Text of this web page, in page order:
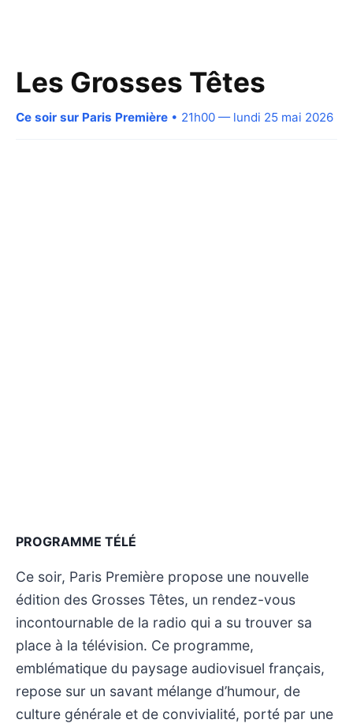
Les Grosses Têtes
Ce soir sur Paris Première • 21h00 — lundi 25 mai 2026
PROGRAMME TÉLÉ
Ce soir, Paris Première propose une nouvelle
édition des Grosses Têtes, un rendez-vous
incontournable de la radio qui a su trouver sa
place à la télévision. Ce programme,
emblématique du paysage audiovisuel français,
repose sur un savant mélange d’humour, de
culture générale et de convivialité, porté par une